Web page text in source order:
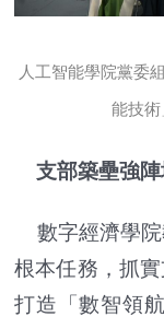
人工智能學院黨委
能技術
支部築壘強
數字經濟學院
根本任務，抓
打造「數智領